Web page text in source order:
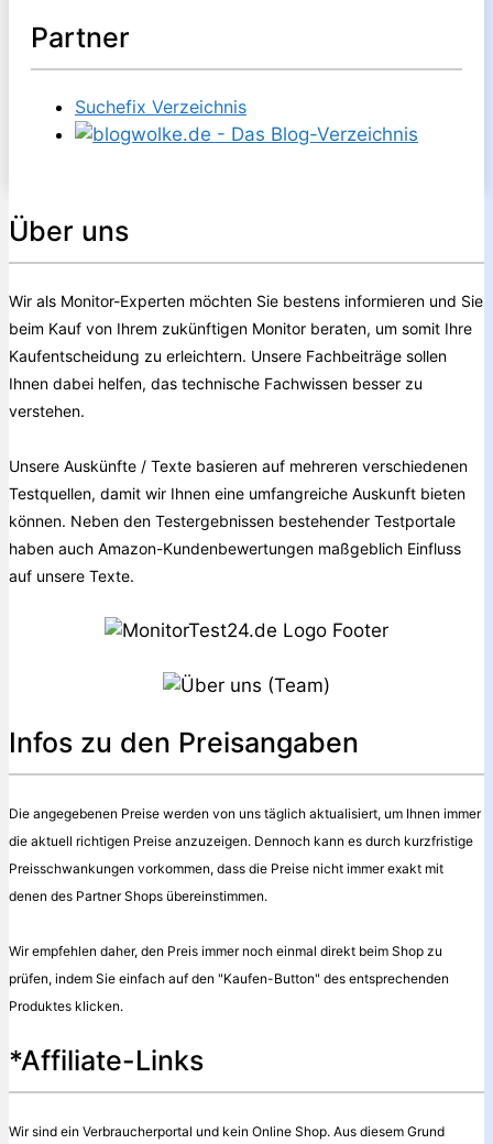
Partner
Suchefix Verzeichnis
Über uns
Wir als Monitor-Experten möchten Sie bestens informieren und Sie
beim Kauf von Ihrem zukünftigen Monitor beraten, um somit Ihre
Kaufentscheidung zu erleichtern. Unsere Fachbeiträge sollen
Ihnen dabei helfen, das technische Fachwissen besser zu
verstehen.
Unsere Auskünfte / Texte basieren auf mehreren verschiedenen
Testquellen, damit wir Ihnen eine umfangreiche Auskunft bieten
können. Neben den Testergebnissen bestehender Testportale
haben auch Amazon-Kundenbewertungen maßgeblich Einfluss
auf unsere Texte.
Infos zu den Preisangaben
Die angegebenen Preise werden von uns täglich aktualisiert, um Ihnen immer
die aktuell richtigen Preise anzuzeigen. Dennoch kann es durch kurzfristige
Preisschwankungen vorkommen, dass die Preise nicht immer exakt mit
denen des Partner Shops übereinstimmen.
Wir empfehlen daher, den Preis immer noch einmal direkt beim Shop zu
prüfen, indem Sie einfach auf den "Kaufen-Button" des entsprechenden
Produktes klicken.
*Affiliate-Links
Wir sind ein Verbraucherportal und kein Online Shop. Aus diesem Grund